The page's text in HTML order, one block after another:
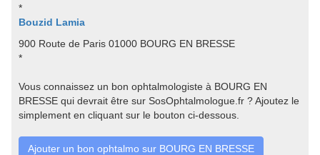
*
Bouzid Lamia
900 Route de Paris 01000 BOURG EN BRESSE
*
Vous connaissez un bon ophtalmologiste à BOURG EN
BRESSE qui devrait être sur SosOphtalmologue.fr ? Ajoutez le
simplement en cliquant sur le bouton ci-dessous.
Ajouter un bon ophtalmo sur BOURG EN BRESSE